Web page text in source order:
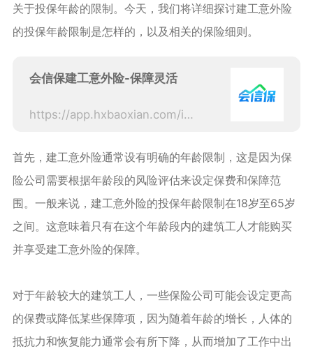
关于投保年龄的限制。今天，我们将详细探讨建工意外险
的投保年龄限制是怎样的，以及相关的保险细则。
会信保建工意外险-保障灵活
https://app.hxbaoxian.com/insurance?p=1&l=20&t=12&c=0&sourceType=web&sourceType=web
首先，建工意外险通常设有明确的年龄限制，这是因为保
险公司需要根据年龄段的风险评估来设定保费和保障范
围。一般来说，建工意外险的投保年龄限制在18岁至65岁
之间。这意味着只有在这个年龄段内的建筑工人才能购买
并享受建工意外险的保障。
对于年龄较大的建筑工人，一些保险公司可能会设定更高
的保费或降低某些保障项，因为随着年龄的增长，人体的
抵抗力和恢复能力通常会有所下降，从而增加了工作中出